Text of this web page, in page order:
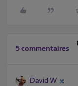
5 commentaires
David W